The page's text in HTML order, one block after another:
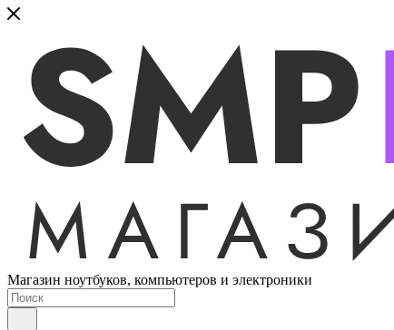
Магазин ноутбуков, компьютеров и электроники